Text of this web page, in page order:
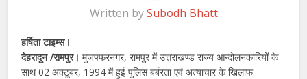
Written bySubodh Bhatt
हर्षिता टाइम्स।
देहरादून /रामपुर। मुजफ्फरनगर, रामपुर में उत्तराखण्ड राज्य आन्दोलनकारियों के
साथ 02 अक्टूबर, 1994 में हुई पुलिस बर्बरता एवं अत्याचार के खिलाफ